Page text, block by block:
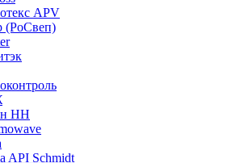
APV
(РоСвеп)
НН
API Schmidt